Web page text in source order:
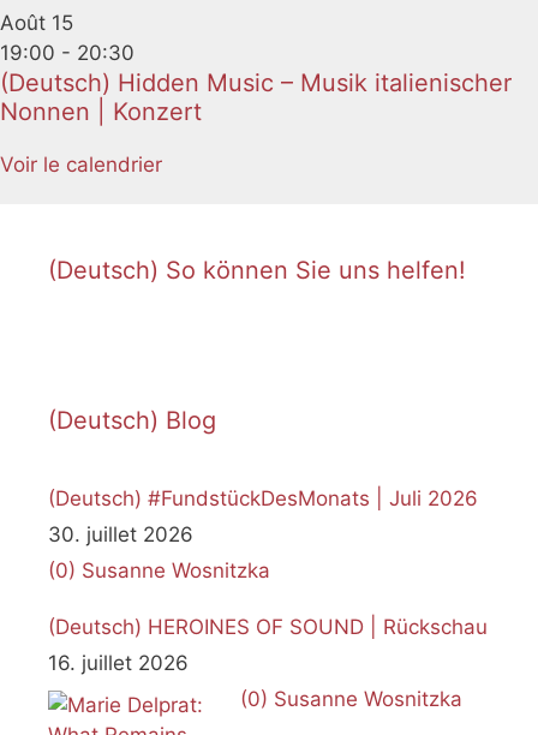
Août 15
19:00 - 20:30
(Deutsch) Hidden Music – Musik italienischer
Nonnen | Konzert
Voir le calendrier
(Deutsch) So können Sie uns helfen!
(Deutsch) Blog
(Deutsch) #FundstückDesMonats | Juli 2026
30. juillet 2026
(0) Susanne Wosnitzka
(Deutsch) HEROINES OF SOUND | Rückschau
16. juillet 2026
(0) Susanne Wosnitzka